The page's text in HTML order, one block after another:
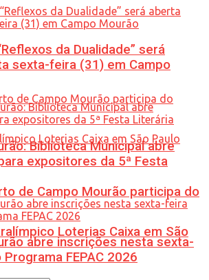
de Campo Mourão participa do
Loterias Caixa em São
da Dualidade” será
sexta-feira (31) em Campo
Biblioteca Municipal abre
expositores da 5ª Festa
abre inscrições nesta sexta-
FEPAC 2026